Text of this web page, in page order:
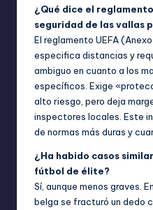
¿Qué dice el
seguridad de las vallas
El reglamento UEFA
especifica distancias y
ambiguo en cuanto a los
específicos. Exige
alto riesgo, pero deja
inspectores locales. Este
de normas más duras y
¿Ha habido casos
fútbol de élite?
Sí, aunque menos graves.
belga se fracturó un dedo